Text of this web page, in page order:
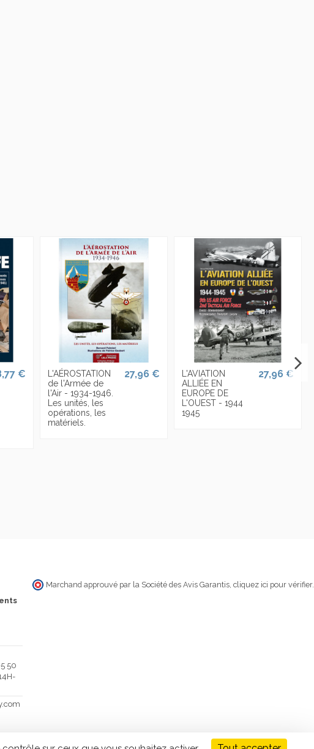
€
L'AÉROSTATION
de l'Armée de
l'Air - 1934-1946.
Les unités, les
opérations, les
matériels.
27,96 €
L'AVIATION
ALLIÉE EN
EUROPE DE
L'OUEST - 1944
1945
27,96 €
50
Marchand approuvé par la Société des Avis Garantis, cliquez ici pour vérifier.